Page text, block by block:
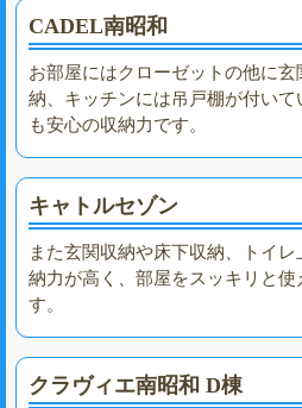
CADEL南昭和
お部屋にはクローゼットの他に
納、キッチンには吊戸棚が付い
も安心の収納力です。
キャトルセゾン
また玄関収納や床下収納、トイ
納力が高く、部屋をスッキリと
す。
クラヴィエ南昭和 D棟